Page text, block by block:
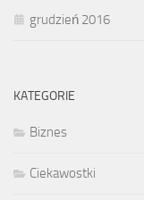
grudzień 2016
KATEGORIE
Biznes
Ciekawostki